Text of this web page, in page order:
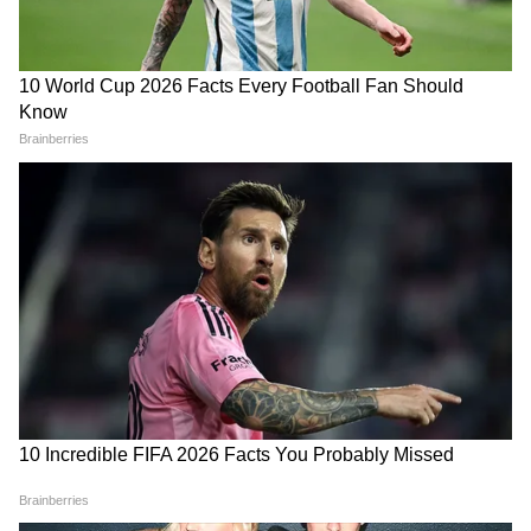
विजय की पत्नी संगीता ने क्यों वापस
ली तलाक की अर्जी? जानिए पहली
मुलाक़ात से अब तक की पूरी कहानी
Batwara 1947: पहले दिन कितना
कमाएगी सनी देओल की फिल्म, जानें
LATEST VIDEOS
Atiq Ahmed के बेटे की मौत पर घर पहुंचे
Akhilesh Yadav के विधायक, जमकर हो रही
फजीहत!
समुद्र की तरह क्यों हिल रहा था मोरबी के कुएं का
पानी? खुल गया सबसे बड़ा राज